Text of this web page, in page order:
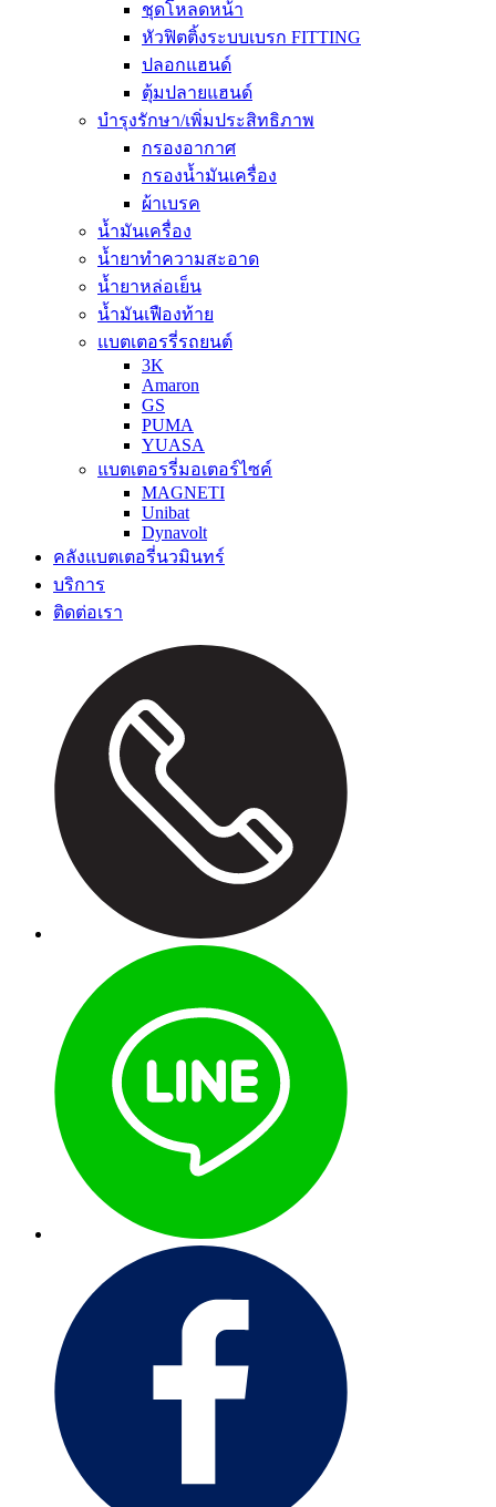
ชุดโหลดหน้า
หัวฟิตติ้งระบบเบรก FITTING
ปลอกแฮนด์
ตุ้มปลายแฮนด์
บำรุงรักษา/เพิ่มประสิทธิภาพ
กรองอากาศ
กรองน้ำมันเครื่อง
ผ้าเบรค
น้ำมันเครื่อง
น้ำยาทำความสะอาด
น้ำยาหล่อเย็น
น้ำมันเฟืองท้าย
แบตเตอรรี่รถยนต์
3K
Amaron
GS
PUMA
YUASA
แบตเตอรรี่มอเตอร์ไซค์
MAGNETI
Unibat
Dynavolt
คลังแบตเตอรี่นวมินทร์
บริการ
ติดต่อเรา